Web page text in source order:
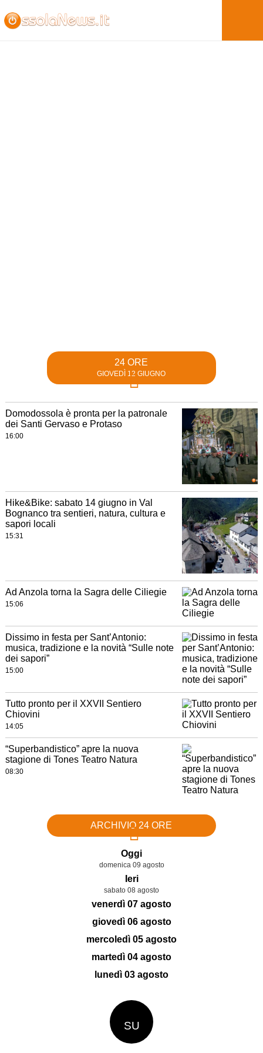
24 ORE
GIOVEDÌ 12 GIUGNO
Domodossola è pronta per la patronale
dei Santi Gervaso e Protaso
16:00
Hike&Bike: sabato 14 giugno in Val
Bognanco tra sentieri, natura, cultura e
sapori locali
15:31
Ad Anzola torna la Sagra delle Ciliegie
15:06
Dissimo in festa per Sant’Antonio:
musica, tradizione e la novità “Sulle note
dei sapori”
15:00
Tutto pronto per il XXVII Sentiero
Chiovini
14:05
“Superbandistico” apre la nuova
stagione di Tones Teatro Natura
08:30
ARCHIVIO 24 ORE
Oggi
domenica 09 agosto
Ieri
sabato 08 agosto
venerdì 07 agosto
giovedì 06 agosto
mercoledì 05 agosto
martedì 04 agosto
lunedì 03 agosto
SU